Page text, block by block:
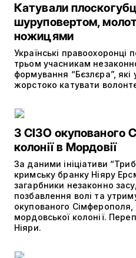
Катували
шуруповертом,
ножицями
Українські правоохоронці
трьом учасникам
формування “Бєзлєра”, які
жорстоко катувати
З СІЗО окупованого
колонії в Мордовії
За даними ініціативи
кримську бранку Ніяру
загарбники незаконно
позбавлення волі та
окупованого Сімферополя,
мордовської колонії.
Ніяри.